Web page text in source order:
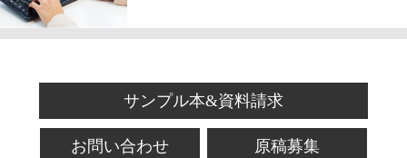
サンプル本&資料請求
お問い合わせ 原稿募集